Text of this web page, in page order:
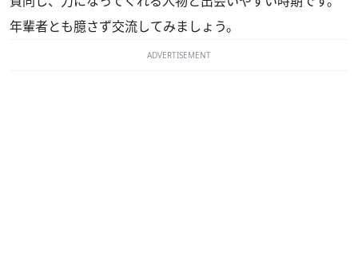
年輩者とも臆さず交流してみましょう。
ADVERTISEMENT